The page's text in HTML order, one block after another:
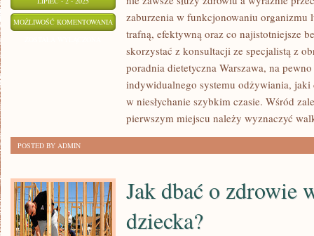
MOŻLIWOŚĆ KOMENTOWANIA PROBLEMY
SKÓRNE
KOBIET
zaburzenia w funkcjonowaniu organizmu
trafną, efektywną oraz co najistotniejsze
skorzystać z konsultacji ze specjalistą z
poradnia dietetyczna Warszawa, na
indywidualnego systemu odżywiania,
w niesłychanie szybkim czasie. Wśród
pierwszym miejscu należy wyznaczyć
POSTED BY ADMIN
Jak dbać o zdrowie
dziecka?